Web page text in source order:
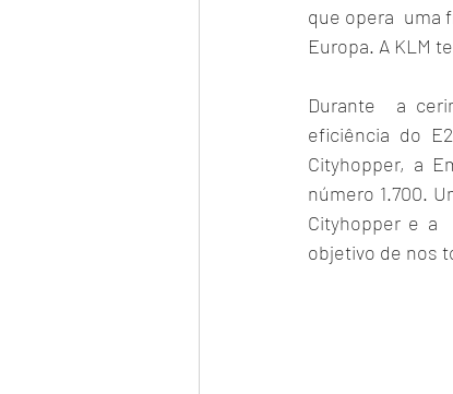
que opera  uma
Europa. A KLM
Durante  a
eficiência do
Cityhopper, a
número 1.700.
Cityhopper e a
objetivo de nos